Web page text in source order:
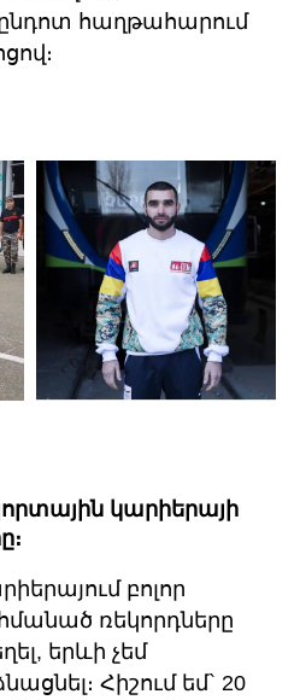
հաղթահարում
կարիերայի
բոլոր
ռեկորդները
երևի չեմ
Հիշում եմ` 20